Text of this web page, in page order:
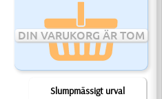
DIN VARUKORG ÄR TOM
Slumpmässigt urval